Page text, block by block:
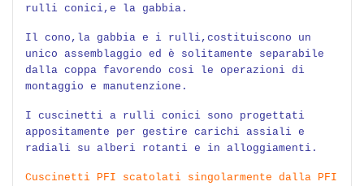
rulli conici,e la gabbia.
Il cono,la gabbia e i rulli,costituiscono un
unico assemblaggio ed è solitamente separabile
dalla coppa favorendo cosi le operazioni di
montaggio e manutenzione.
I cuscinetti a rulli conici sono progettati
appositamente per gestire carichi assiali e
radiali su alberi rotanti e in alloggiamenti.
Cuscinetti PFI scatolati singolarmente dalla PFI